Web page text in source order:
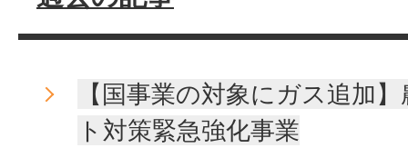
【国事業の対象にガス追加
ト対策緊急強化事業